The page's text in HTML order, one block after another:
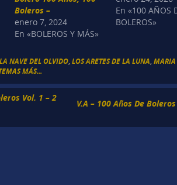
Boleros –
enero 7, 2024
En «BOLEROS Y MÁS»
En «100 AÑOS
BOLEROS»
LA NAVE DEL OLVIDO ,LOS ARETES DE LA LUNA ,MARIA
MÁS...
Vol. 1 – 2
V.A – 100 Años De